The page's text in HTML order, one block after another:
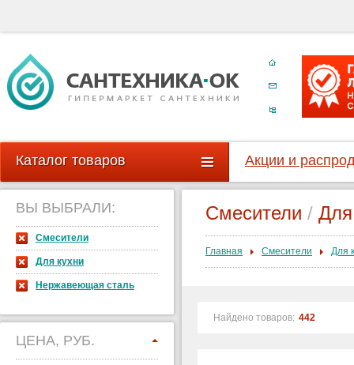
Каталог товаров Акции и
ВЫ ВЫБРАЛИ:
Смесители
Для кухни
Нержавеющая сталь
ЦЕНА, РУБ.
Смесители /
Главная Смесители Для
Найдено товаров: 442